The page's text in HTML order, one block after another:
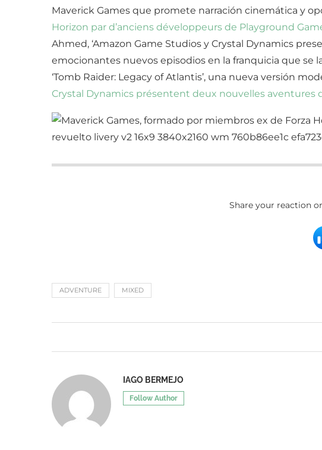
Maverick Games que promete narración cinemática y
Horizon par d’anciens développeurs de Playground
Ahmed, ‘Amazon Game Studios y Crystal Dynamics
emocionantes nuevos episodios en la franquicia que se
‘Tomb Raider: Legacy of Atlantis’, una nueva versión
Crystal Dynamics présentent deux nouvelles aventures
Share your reaction
ADVENTURE MIXED
IAGO BERMEJO
Follow Author